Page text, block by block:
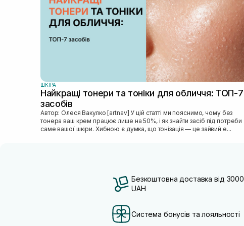
ШКIРА
Найкращі тонери та тоніки для обличчя: ТОП-7
засобів
Автор: Олеся Вакулко [artnav] У цій статті ми пояснимо, чому без
тонера ваш крем працює лише на 50%, і як знайти засіб під потреби
саме вашої шкіри. Хибною є думка, що тонізація — це зайвий е...
Безкоштовна доставка від 3000
UAH
Система бонусів та лояльності